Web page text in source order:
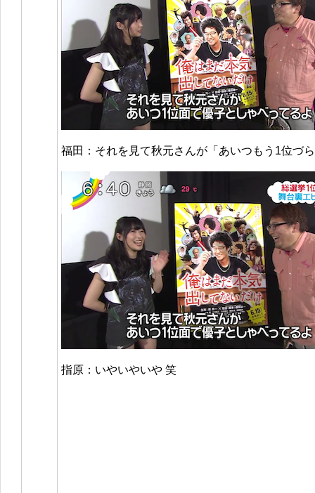
福田：それを見て秋元さんが「あいつもう1位づ
指原：いやいやいや 笑